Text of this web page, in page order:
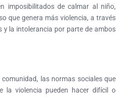
imposibilitados de calmar al niño,
que genera más violencia, a través
y la intolerancia por parte de ambos
las normas sociales que
la violencia pueden hacer difícil o